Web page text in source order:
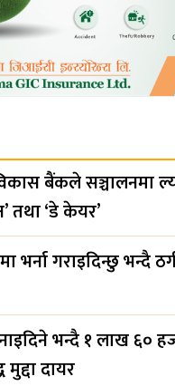
बैंकले सञ्चालनमा
तथा ‘डे केयर’
भर्ना गराइदिन्छु भन्दै
भन्दै १ लाख ६०
दायर